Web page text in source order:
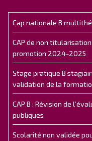
Cap nationale B
CAP de non
promotion 2024-2025
Stage pratique B
validation de la
CAP B : Révision de
publiques
Scolarité non validée